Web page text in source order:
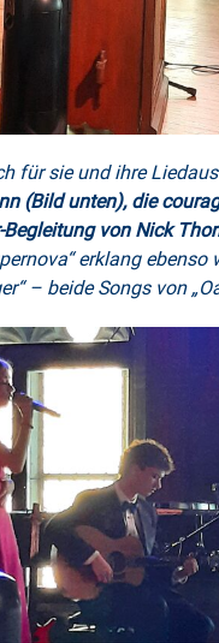
für sie und ihre
(Bild unten), die
von Nick
erklang ebenso
– beide Songs von